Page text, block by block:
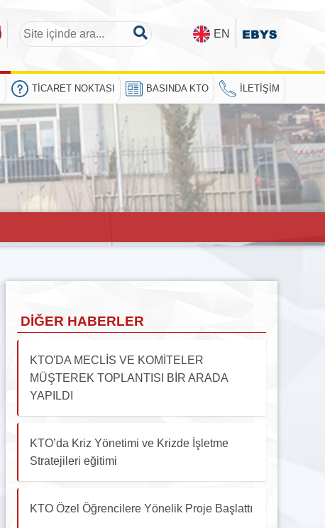
EN
TICARET NOKTASI BASINDA KTO İLETIŞIM
DIĞER HABERLER
KTO'DA MECLİS VE KOMİTELER
MÜŞTEREK TOPLANTISI BİR ARADA
YAPILDI
KTO’da Kriz Yönetimi ve Krizde İşletme
Stratejileri eğitimi
KTO Özel Öğrencilere Yönelik Proje Başlattı